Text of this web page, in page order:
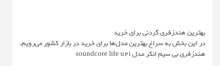
بهترین هندزفری گردنی برای خرید
در این بخش به سراغ بهترین‌ مدل‌ها برای خرید در بازار کشور می‌رویم.
هندزفری بی سیم انکر مدل soundcore life u2i